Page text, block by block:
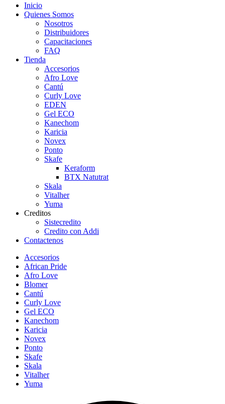
Inicio
Quienes Somos
Nosotros
Distribuidores
Capacitaciones
FAQ
Tienda
Accesorios
Afro Love
Cantú
Curly Love
EDEN
Gel ECO
Kanechom
Karicia
Novex
Ponto
Skafe
Keraform
BTX Natutrat
Skala
Vitalher
Yuma
Creditos
Sistecredito
Credito con Addi
Contactenos
Accesorios
African Pride
Afro Love
Blomer
Cantú
Curly Love
Gel ECO
Kanechom
Karicia
Novex
Ponto
Skafe
Skala
Vitalher
Yuma